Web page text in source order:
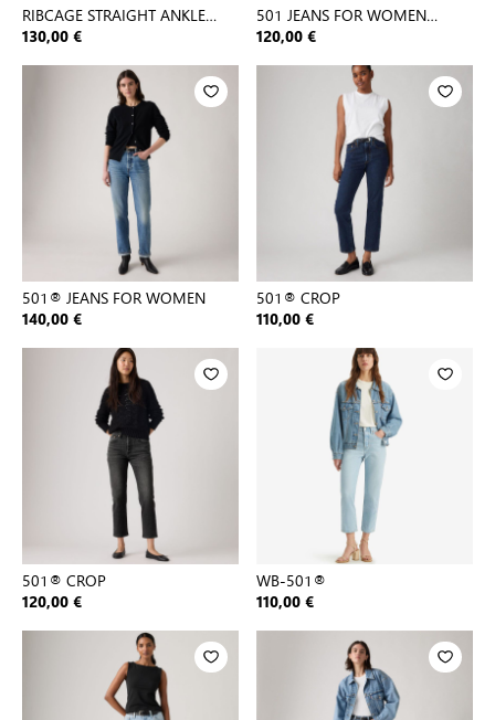
RIBCAGE STRAIGHT ANKLE
DARK INDIGO - WORN IN
130,00 €
501 JEANS FOR WOMEN
HOLLOW DAY
120,00 €
501® JEANS FOR WOMEN
140,00 €
501® CROP
110,00 €
501® CROP
120,00 €
WB-501®
110,00 €